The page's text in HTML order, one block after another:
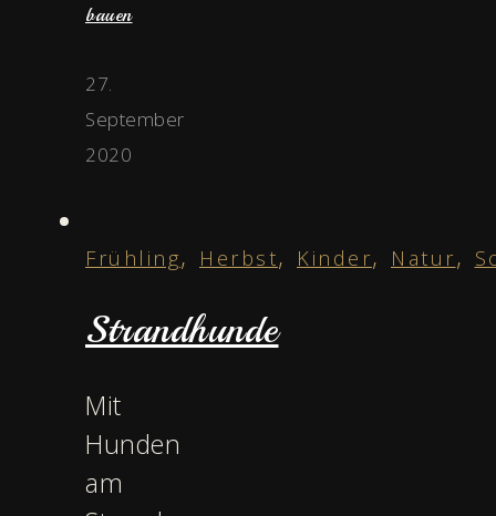
bauen
27.
September
2020
Frühling, Herbst, Kinder, Natur,
Strandhunde
Mit
Hunden
am